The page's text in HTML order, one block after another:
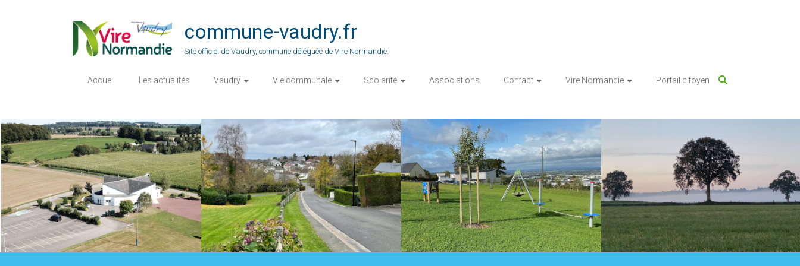
commune-vaudry.fr
Site officiel de Vaudry, commune déléguée de Vire Normandie.
Accueil Les actualités Vaudry Vie communale Scolarité Associations Contact Vire Normandie Portail citoyen